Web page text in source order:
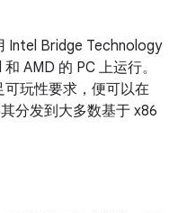
Intel Bridge Technology
AMD 的 PC 上运行。
玩性要求，便可以在
分发到大多数基于 x86